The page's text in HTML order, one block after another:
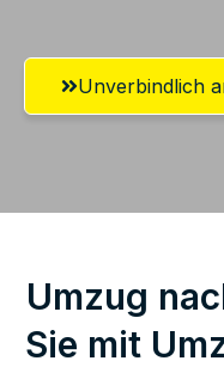
Unverbindlich
Umzug
Sie mit